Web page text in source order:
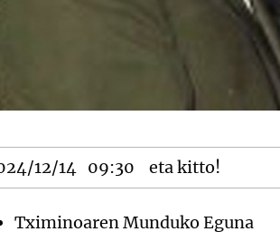
12/14 09:30 eta kitto!
Tximinoaren Munduko Eguna